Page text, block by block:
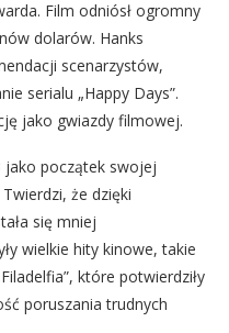
Film odniósł ogromny
dolarów. Hanks
scenarzystów,
serialu „Happy Days”.
jako gwiazdy filmowej.
jako początek swojej
że dzięki
się mniej
wielkie hity kinowe, takie
które potwierdziły
poruszania trudnych